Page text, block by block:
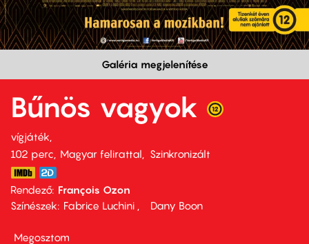
Galéria megjelenítése
Bűnös vagyok
vígjáték
102 perc,
Magyar felirattal Szinkronizált
Rendező François Ozon
Színészek
Fabrice Luchini Dany Boon
Megosztom